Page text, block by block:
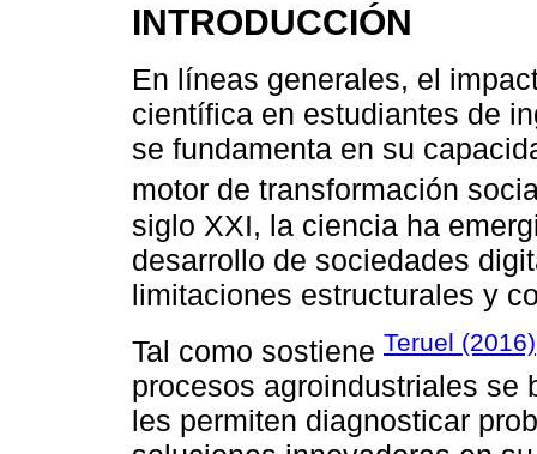
INTRODUCCIÓN
En líneas generales, el
científica en estudiantes de
se fundamenta en su
motor de transformación
siglo XXI, la ciencia ha
desarrollo de sociedades
limitaciones estructurales y
Tal como sostiene Teruel (2016)
procesos agroindustriales se
les permiten diagnosticar